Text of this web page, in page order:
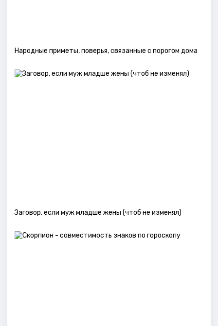
Народные приметы, поверья, связанные с порогом дома
Заговор, если муж младше жены (чтоб не изменял)